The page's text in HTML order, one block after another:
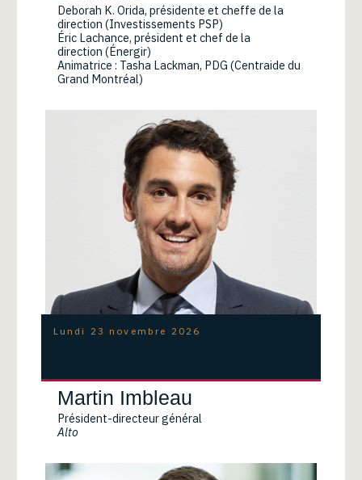
Deborah K. Orida, présidente et cheffe de la
direction (Investissements PSP)
Éric Lachance, président et chef de la
direction (Énergir)
Animatrice : Tasha Lackman, PDG (Centraide du
Grand Montréal)
Lundi 23 novembre 2026
Martin Imbleau
Président-directeur général
Alto